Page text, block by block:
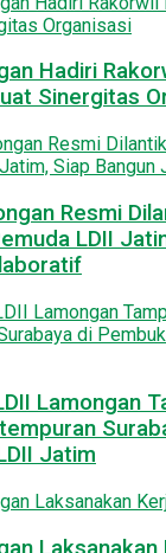
Hadiri
Sinergitas
Resmi
LDII
Lamongan
Jatim